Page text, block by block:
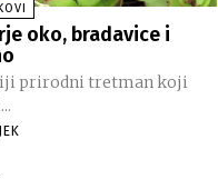
oko, bradavice i
prirodni tretman koji